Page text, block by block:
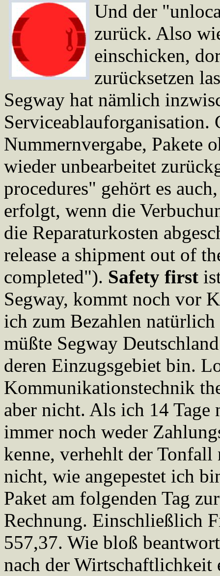
Und der
zurück. Also
einschicken,
zurücksetzen
Segway hat nämlich
Nummernvergabe, Pakete
wieder unbearbeitet
procedures" gehört es
erfolgt, wenn die
die Reparaturkosten
release a shipment out of
completed"). Safety first
Segway, kommt noch vor
ich zum Bezahlen
müßte Segway
deren Einzugsgebiet bin.
Kommunikationstechnik
aber nicht. Als ich 14 Tage
immer noch weder
kenne, verhehlt der
nicht, wie angepestet ich
Paket am folgenden Tag
Rechnung. Einschließlich
557,37. Wie bloß
nach der Wirtschaftlichkeit